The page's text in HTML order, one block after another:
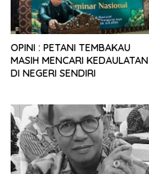
OPINI : PETANI TEMBAKAU
MASIH MENCARI KEDAULATAN
DI NEGERI SENDIRI